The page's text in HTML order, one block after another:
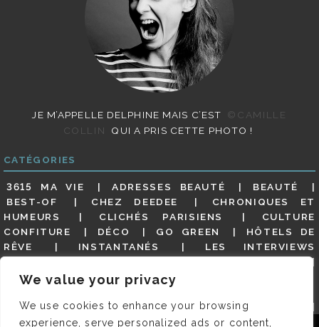
We value your privacy
We use cookies to enhance your browsing
experience, serve personalized ads or content,
JE M’APPELLE DELPHINE MAIS C’EST
©CAMILLE
COLLIN
QUI A PRIS CETTE PHOTO !
CATÉGORIES
3615 MA VIE ADRESSES BEAUTÉ
BEAUTÉ
BEST-OF
CHEZ DEEDEE
CHRONIQUES ET
HUMEURS
CLICHÉS PARISIENS
CULTURE
CONFITURE
DÉCO GO GREEN
HÔTELS DE
RÊVE
INSTANTANÉS
LES INTERVIEWS
MES ADRESSES
MODE NON CLASSÉ
GUIDE
PARIS EN PHOTOS
RESTAURANTS
REVUE DE PRESSE DÉTAILLÉE, SIOU PLAIT